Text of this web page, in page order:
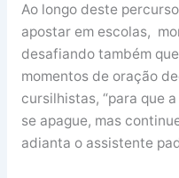
Ao longo deste
apostar em escolas,
desafiando também
momentos de oração
cursilhistas, “para que
se apague, mas
adianta o assistente